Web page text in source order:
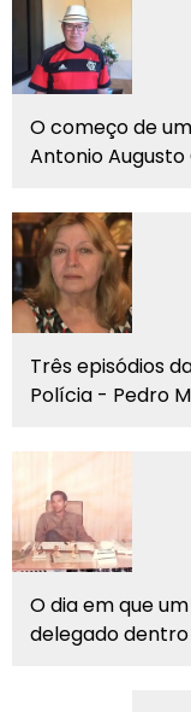
O começo de
Antonio
Três episódios
Polícia - Pedro
O dia em que
delegado